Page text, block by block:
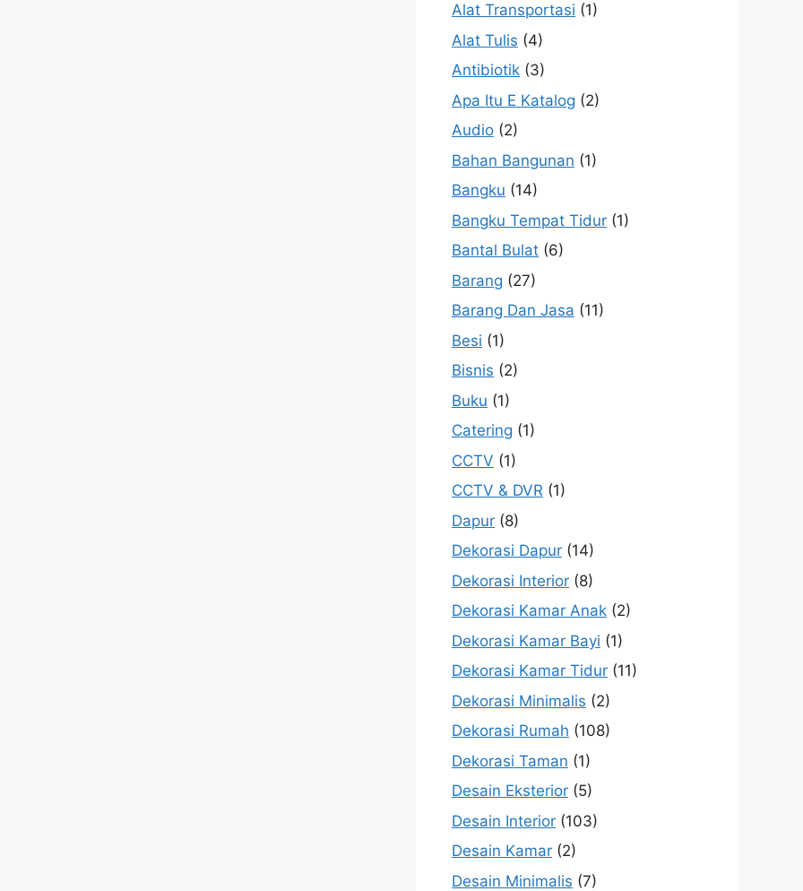
Alat Transportasi (1)
Alat Tulis (4)
Antibiotik (3)
Apa Itu E Katalog (2)
Audio (2)
Bahan Bangunan (1)
Bangku (14)
Bangku Tempat Tidur (1)
Bantal Bulat (6)
Barang (27)
Barang Dan Jasa (11)
Besi (1)
Bisnis (2)
Buku (1)
Catering (1)
CCTV (1)
CCTV & DVR (1)
Dapur (8)
Dekorasi Dapur (14)
Dekorasi Interior (8)
Dekorasi Kamar Anak (2)
Dekorasi Kamar Bayi (1)
Dekorasi Kamar Tidur (11)
Dekorasi Minimalis (2)
Dekorasi Rumah (108)
Dekorasi Taman (1)
Desain Eksterior (5)
Desain Interior (103)
Desain Kamar (2)
Desain Minimalis (7)